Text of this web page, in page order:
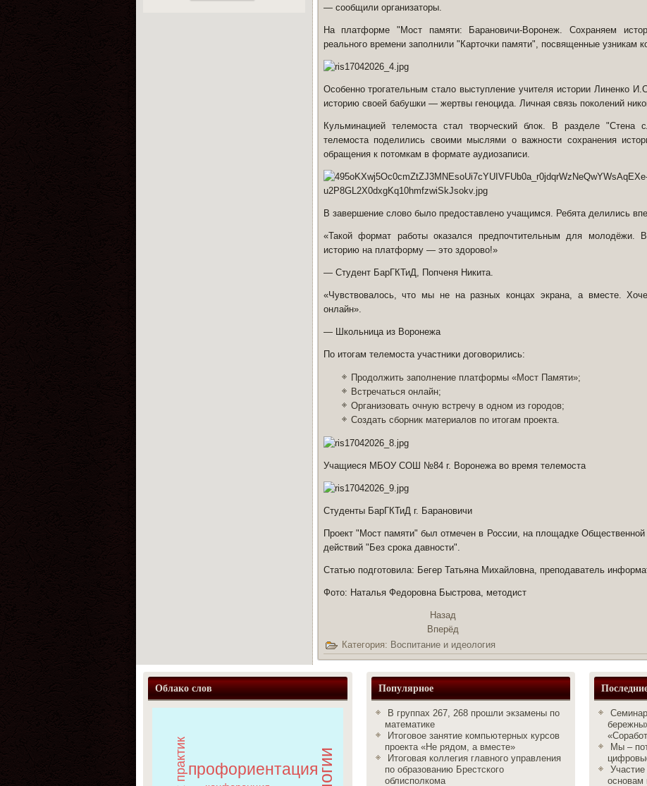
— сообщили организаторы.
На платформе "Мост памяти: Барановичи-Воронеж. Сохраняем
реального времени заполнили "Карточки памяти", посвященные узникам
Особенно трогательным стало выступление учителя истории Линенко
историю своей бабушки — жертвы геноцида. Личная связь поколений
Кульминацией телемоста стал творческий блок. В разделе "Стена
телемоста поделились своими мыслями о важности сохранения
обращения к потомкам в формате аудиозаписи.
В завершение слово было предоставлено учащимся. Ребята делились
«Такой формат работы оказался предпочтительным для молодёжи.
историю на платформу — это здорово!»
— Студент БарГКТиД, Попченя Никита.
«Чувствовалось, что мы не на разных концах экрана, а вместе.
онлайн».
— Школьница из Воронежа
По итогам телемоста участники договорились:
Продолжить заполнение платформы «Мост Памяти»;
Встречаться онлайн;
Организовать очную встречу в одном из городов;
Создать сборник материалов по итогам проекта.
Учащиеся МБОУ СОШ №84 г. Воронежа во время телемоста
Студенты БарГКТиД г. Барановичи
Проект "Мост памяти" был отмечен в России, на площадке
действий "Без срока давности".
Статью подготовила: Бегер Татьяна Михайловна, преподаватель
Фото: Наталья Федоровна Быстрова, методист
Назад
Вперёд
Категория: Воспитание и идеология
Облако слов Популярное
В группах 267, 268 прошли экзамены по
математике
Итоговое занятие компьютерных курсов
проекта «Не рядом, а вместе»
Итоговая коллегия главного управления
по образованию Брестского
облисполкома
Мы –
основам